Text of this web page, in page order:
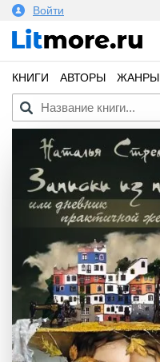
Войти
КНИГИ АВТОРЫ ЖАНРЫ